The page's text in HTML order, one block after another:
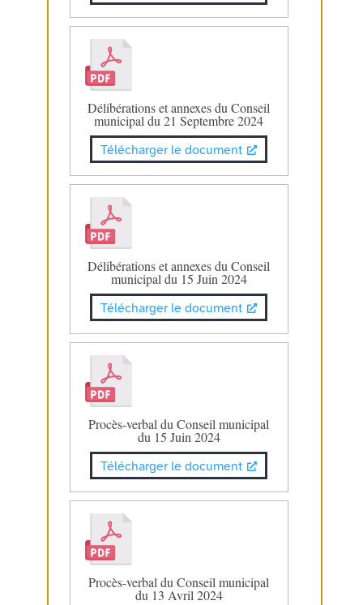
Délibérations et annexes du Conseil
municipal du 21 Septembre 2024
Télécharger le document
Délibérations et annexes du Conseil
municipal du 15 Juin 2024
Télécharger le document
Procès-verbal du Conseil municipal
du 15 Juin 2024
Télécharger le document
Procès-verbal du Conseil municipal
du 13 Avril 2024